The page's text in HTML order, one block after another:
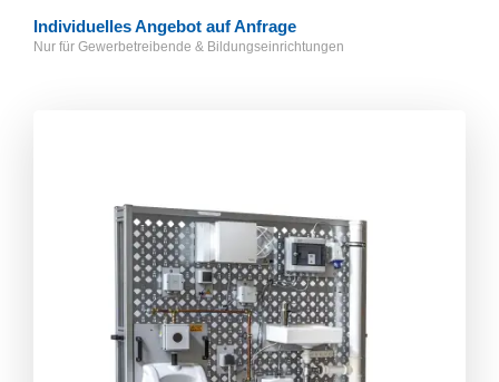
Individuelles Angebot auf Anfrage
Nur für Gewerbetreibende & Bildungseinrichtungen